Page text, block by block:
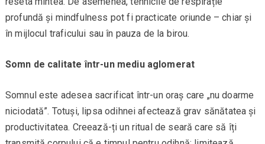
profundă și mindfulness pot fi practicate oriunde – chiar și
în mijlocul traficului sau în pauza de la birou.
Somn de calitate într-un mediu aglomerat
Somnul este adesea sacrificat într-un oraș care „nu doarme
niciodată”. Totuși, lipsa odihnei afectează grav sănătatea și
productivitatea. Creează-ți un ritual de seară care să îți